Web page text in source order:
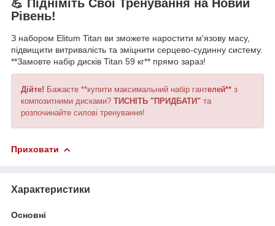
💪 Підніміть Свої Тренування на Новий
Рівень!
З набором Elitum Titan ви зможете наростити м'язову масу,
підвищити витривалість та зміцнити серцево-судинну систему.
**Замовте набір дисків Titan 59 кг** прямо зараз!
Дійте! Бажаєте **купити максимальний набір гантелей** з
композитними дисками? ТИСНІТЬ "ПРИДБАТИ" та
розпочинайте силові тренування!
Приховати
Характеристики
Основні